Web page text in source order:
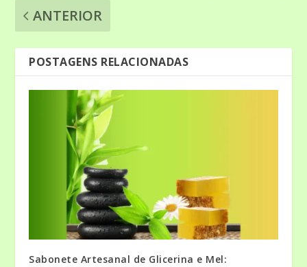
ANTERIOR
POSTAGENS RELACIONADAS
Sabonete Artesanal de Glicerina e Mel: